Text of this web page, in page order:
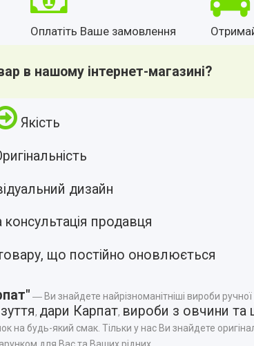
Оплатіть Ваше замовлення
в нашому інтернет-магазині?
Якість
дизайн
консультація продавця
що постійно оновлюється
― Ви знайдете найрізноманітніші вироби
, дари Карпат, вироби з овчини та
на будь-який смак. Тільки у нас Ви знайдете